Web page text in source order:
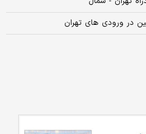
در ورودی های تهران